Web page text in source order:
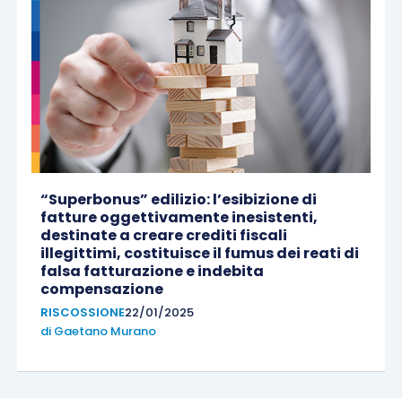
“Superbonus” edilizio: l’esibizione di
fatture oggettivamente inesistenti,
destinate a creare crediti fiscali
illegittimi, costituisce il fumus dei reati di
falsa fatturazione e indebita
compensazione
RISCOSSIONE22/01/2025
di Gaetano Murano